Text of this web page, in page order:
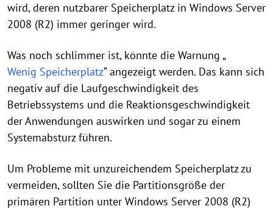
wird, deren nutzbarer Speicherplatz in Windows Server
2008 (R2) immer geringer wird.
Was noch schlimmer ist, könnte die Warnung „
Wenig Speicherplatz“ angezeigt werden. Das kann sich
negativ auf die Laufgeschwindigkeit des
Betriebssystems und die Reaktionsgeschwindigkeit
der Anwendungen auswirken und sogar zu einem
Systemabsturz führen.
Um Probleme mit unzureichendem Speicherplatz zu
vermeiden, sollten Sie die Partitionsgröße der
primären Partition unter Windows Server 2008 (R2)